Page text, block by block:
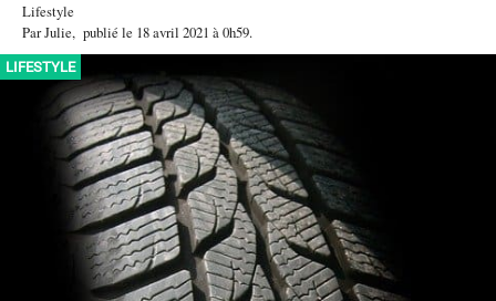
Lifestyle
ParJulie, publié le 18 avril 2021 à 0h59.
LIFESTYLE